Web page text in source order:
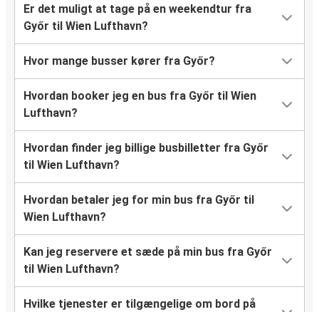
Er det muligt at tage på en weekendtur fra
Győr til Wien Lufthavn?
Hvor mange busser kører fra Győr?
Hvordan booker jeg en bus fra Győr til Wien
Lufthavn?
Hvordan finder jeg billige busbilletter fra Győr
til Wien Lufthavn?
Hvordan betaler jeg for min bus fra Győr til
Wien Lufthavn?
Kan jeg reservere et sæde på min bus fra Győr
til Wien Lufthavn?
Hvilke tjenester er tilgængelige om bord på